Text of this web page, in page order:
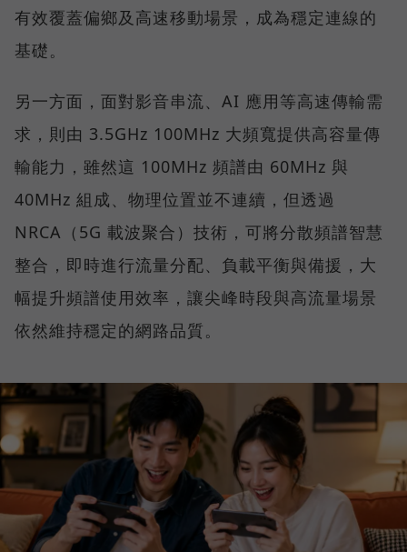
有效覆蓋偏鄉及高速移動場景，成為穩定連線的
基礎。
另一方面，面對影音串流、AI 應用等高速傳輸需
求，則由 3.5GHz 100MHz 大頻寬提供高容量傳
輸能力，雖然這 100MHz 頻譜由 60MHz 與
40MHz 組成、物理位置並不連續，但透過
NRCA（5G 載波聚合）技術，可將分散頻譜智慧
整合，即時進行流量分配、負載平衡與備援，大
幅提升頻譜使用效率，讓尖峰時段與高流量場景
依然維持穩定的網路品質。